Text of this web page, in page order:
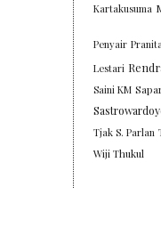
Kartakusuma
Penyair
Lestari
Saini KM
Tjak S. Parlan
Wiji Thukul